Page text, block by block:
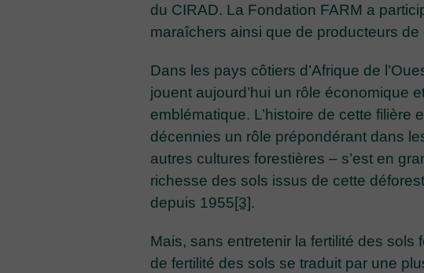
du CIRAD. La Fondation FARM a
maraîchers ainsi que de producteurs
Dans les pays côtiers d’Afrique de
jouent aujourd’hui un rôle économique
emblématique. L’histoire de cette filière
décennies un rôle prépondérant dans
autres cultures forestières – s’est en
richesse des sols issus de cette
depuis 1955[3].
Mais, sans entretenir la fertilité des sols
de fertilité des sols se traduit par une